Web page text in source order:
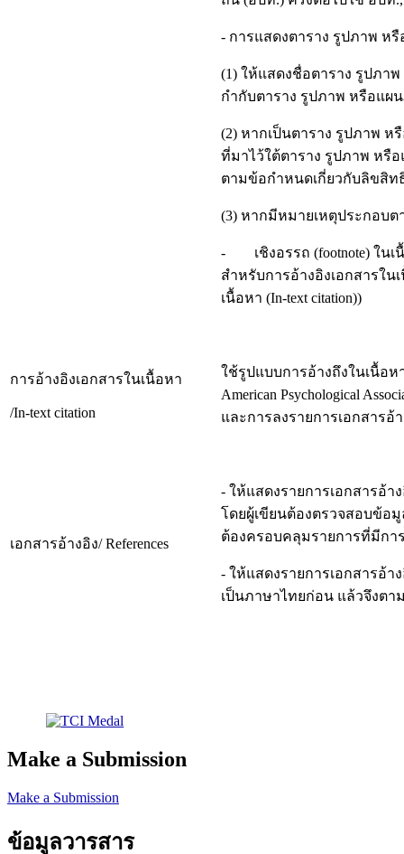
- การแสดงตาราง รูปภาพ ห
(1) ให้แสดงชื่อตาราง รูปภา
กำกับตาราง รูปภาพ หรือแผ
(2) หากเป็นตาราง รูปภาพ
ที่มาไว้ใต้ตาราง รูปภาพ หรื
ตามข้อกำหนดเกี่ยวกับลิขสิท
(3) หากมีหมายเหตุประกอบ
- เชิงอรรถ (footnote) ในเ
สำหรับการอ้างอิงเอกสารใน
เนื้อหา (In-text citation))
การอ้างอิงเอกสารในเนื้อหา
/In-text citation
ใช้รูปแบบการอ้างถึงในเนื้อหา
American Psychological
และการลงรายการเอกสารอ้
เอกสารอ้างอิง/ References
- ให้แสดงรายการเอกสารอ้
โดยผู้เขียนต้องตรวจสอบข้อ
ต้องครอบคลุมรายการที่มีกา
- ให้แสดงรายการเอกสารอ้า
เป็นภาษาไทยก่อน แล้วจึงตา
Make a Submission
Make a Submission
ข้อมูลวารสาร